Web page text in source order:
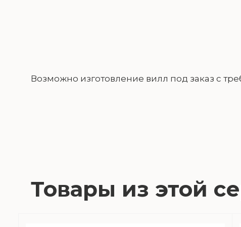
Возможно изготовление вилл под заказ с
Товары из этой